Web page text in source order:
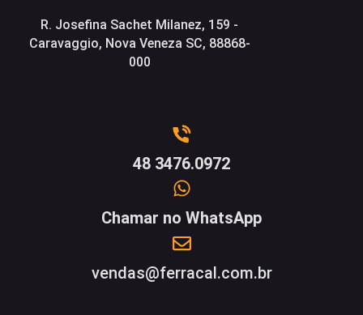
R. Josefina Sachet Milanez, 159 -
Caravaggio, Nova Veneza SC, 88868-
000
48 3476.0972
Chamar no WhatsApp
vendas@ferracal.com.br